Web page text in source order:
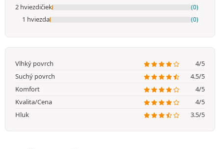
2 hviezdičiek (0)
1 hviezda (0)
Vlhký povrch
4/5
Suchý povrch
4.5/5
Komfort
4/5
Kvalita/Cena
4/5
Hluk
3.5/5